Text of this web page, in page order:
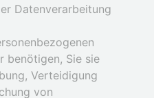
Datenverarbeitung
benötigen, Sie sie
Verteidigung
von